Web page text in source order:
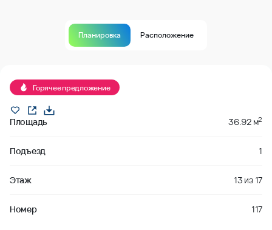
Планировка Расположение
Горячее предложение
Площадь 36.92 м2
Подъезд 1
Этаж 13 из17
Номер 117